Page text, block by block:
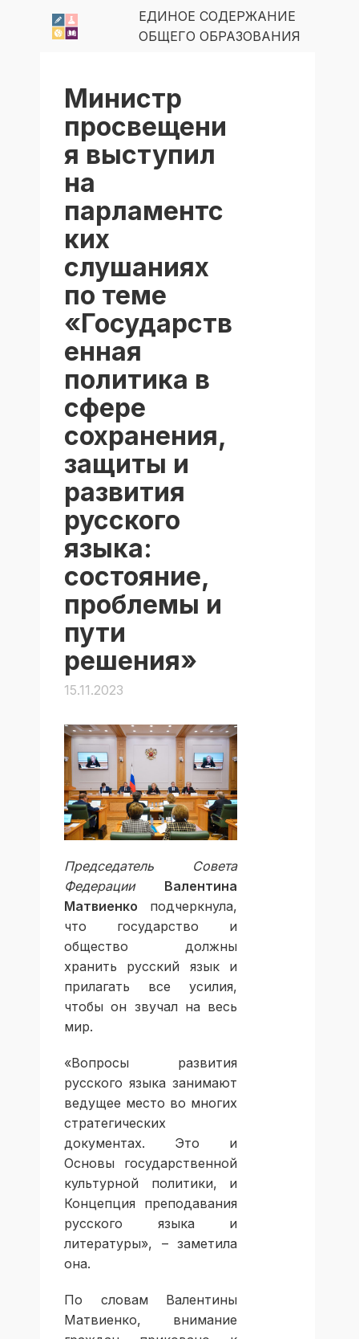
ЕДИНОЕ СОДЕРЖАНИЕ
ОБЩЕГО ОБРАЗОВАНИЯ
Министр
просвещени
я выступил
на
парламентс
ких
слушаниях
по теме
«Государств
енная
политика в
сфере
сохранения,
защиты и
развития
русского
языка:
состояние,
проблемы и
пути
решения»
15.11.2023
Председатель Совета
Федерации
Валентина
Матвиенко подчеркнула,
что государство и
общество должны
хранить русский язык и
прилагать все усилия,
чтобы он звучал на весь
мир.
«Вопросы развития
русского языка занимают
ведущее место во многих
стратегических
документах. Это и
Основы государственной
культурной политики, и
Концепция преподавания
русского языка и
литературы», – заметила
она.
По словам Валентины
Матвиенко, внимание